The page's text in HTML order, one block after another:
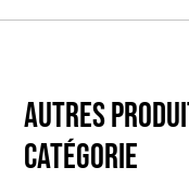
Autres
catégorie